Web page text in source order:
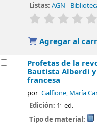
Listas: AGN -
valoración
Agregar al
Profetas de la
Bautista Alberdi
francesa
por Galfione, María
Edición: 1ª ed.
Tipo de material: